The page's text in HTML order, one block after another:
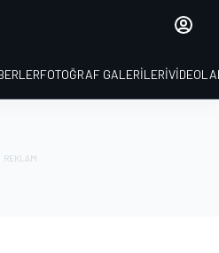
FOTOĞRAF GALERILERI